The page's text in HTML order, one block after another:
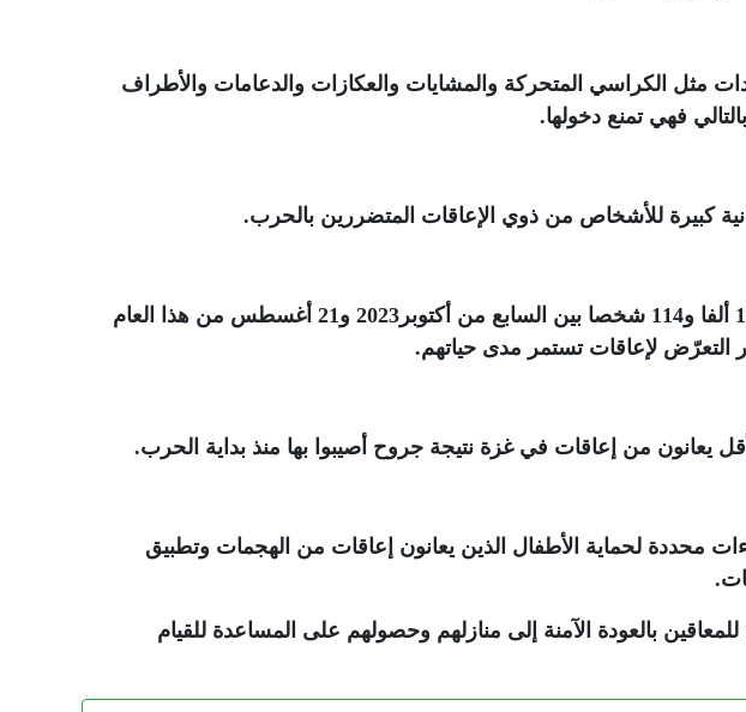
مثل الكراسي المتحركة والمشايات والعكازات والدعامات والأطراف
فهي تمنع دخولها.
كبيرة للأشخاص من ذوي الإعاقات المتضررين بالحرب.
وأفادت اللجنة بأنها أُبلغت عن تعرّض 157 ألفا و114 شخصا بين السابع من أكتوبر2023 و21 أغسطس من هذا العام
.
.
محددة لحماية الأطفال الذين يعانون إعاقات من الهجمات وتطبيق
.
بالعودة الآمنة إلى منازلهم وحصولهم على المساعدة للقيام